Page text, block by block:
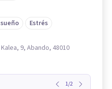
Estrés
9, Abando, 48010
1/2